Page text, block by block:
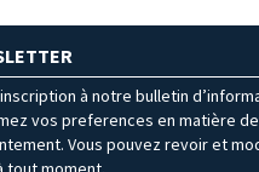
à notre bulletin
vos preferences en matière de
Vous pouvez revoir et